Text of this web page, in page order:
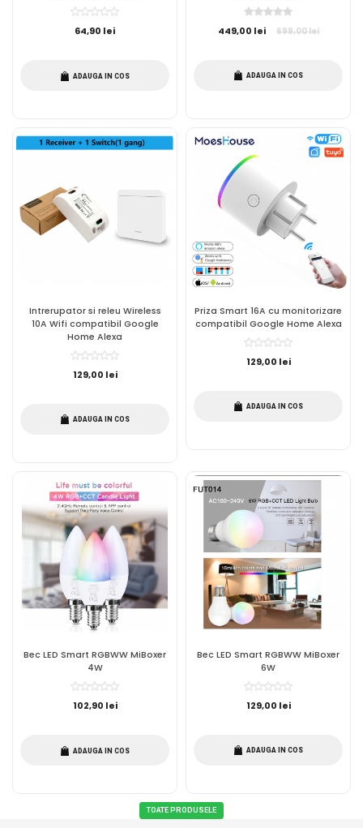
64,90 lei
ADAUGA IN COS
449,00 lei 699,00 lei
ADAUGA IN COS
Intrerupator si releu Wireless
10A Wifi compatibil Google
Home Alexa
129,00 lei
ADAUGA IN COS
Priza Smart 16A cu monitorizare
compatibil Google Home Alexa
129,00 lei
ADAUGA IN COS
Bec LED Smart RGBWW MiBoxer
4W
102,90 lei
ADAUGA IN COS
Bec LED Smart RGBWW MiBoxer
6W
129,00 lei
ADAUGA IN COS
TOATE PRODUSELE